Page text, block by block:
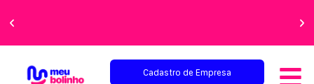
perfeita!
Cadastro de Empresa